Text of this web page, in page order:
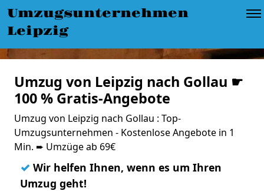
Umzugsunternehmen
Leipzig
Umzug von Leipzig nach Gollau ☛
100 % Gratis-Angebote
Umzug von Leipzig nach Gollau : Top-
Umzugsunternehmen - Kostenlose Angebote in 1
Min. ➨ Umzüge ab 69€
✓ Wir helfen Ihnen, wenn es um Ihren
Umzug geht!